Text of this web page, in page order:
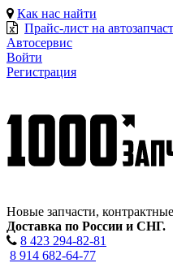
Как нас найти
Прайс-лист на
Автосервис
Войти
Регистрация
Новые запчасти,
Доставка по России и СНГ.
8 423 294-82-81
8 914 682-64-77